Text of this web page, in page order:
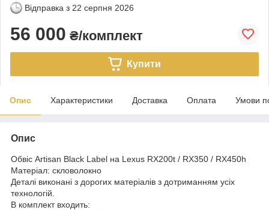
Відправка з 22 серпня 2026
56 000 ₴/комплект
Купити
Опис Характеристики Доставка Оплата Умови
Опис
Обвіс Artisan Black Label на Lexus RX200t / RX350 / RX450h
Матеріал: скловолокно
Деталі виконані з дорогих матеріалів з дотриманням усіх
технологій.
В комплект входить: